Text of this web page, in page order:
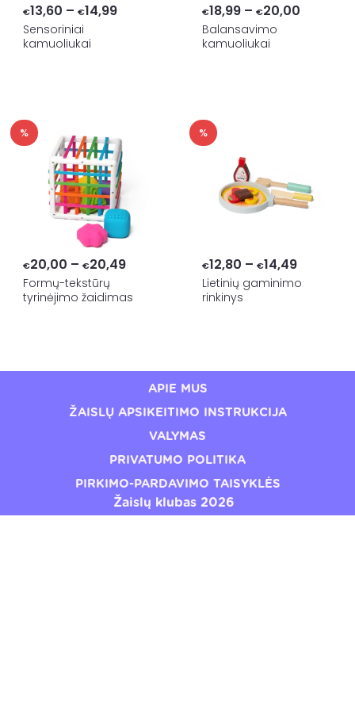
€13,60 – €14,99Price
Sensoriniai
kamuoliukai
€18,99 – €20,00Price
Balansavimo
kamuoliukai
%
€20,00 – €20,49Price
€20,00
Formų-tekstūrų
tyrinėjimo žaidimas
%
€12,80 – €14,49Price
range:
Lietinių gaminimo
rinkinys
APIE MUS
ŽAISLŲ APSIKEITIMO INSTRUKCIJA
VALYMAS
PRIVATUMO POLITIKA
PIRKIMO-PARDAVIMO TAISYKLĖS
Žaislų klubas 2026